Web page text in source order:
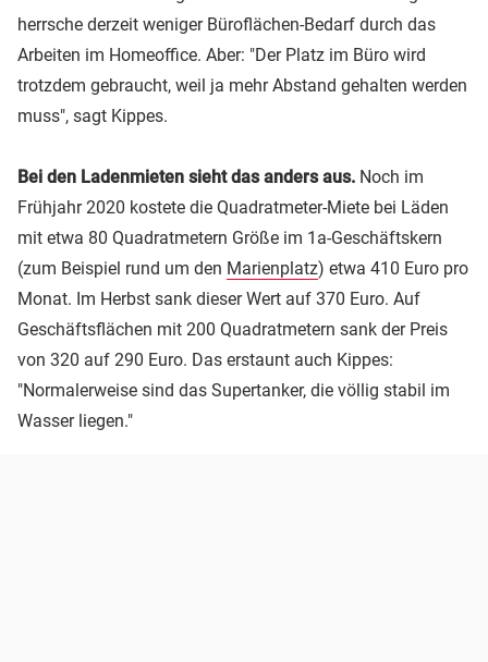
herrsche derzeit weniger Büroflächen-Bedarf durch das
Arbeiten im Homeoffice. Aber: "Der Platz im Büro wird
trotzdem gebraucht, weil ja mehr Abstand gehalten werden
muss", sagt Kippes.
Bei den Ladenmieten sieht das anders aus. Noch im
Frühjahr 2020 kostete die Quadratmeter-Miete bei Läden
mit etwa 80 Quadratmetern Größe im 1a-Geschäftskern
(zum Beispiel rund um den Marienplatz) etwa 410 Euro pro
Monat. Im Herbst sank dieser Wert auf 370 Euro. Auf
Geschäftsflächen mit 200 Quadratmetern sank der Preis
von 320 auf 290 Euro. Das erstaunt auch Kippes:
"Normalerweise sind das Supertanker, die völlig stabil im
Wasser liegen."